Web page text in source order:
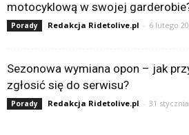
motocyklową w swojej
Porady Redakcja Ridetolive.pl - 6 lutego
Sezonowa wymiana opon – jak
zgłosić się do serwisu?
Porady Redakcja Ridetolive.pl - 31